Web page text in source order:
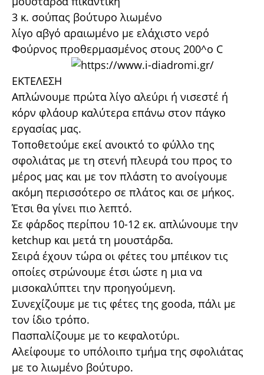
3 κ. σούπας βούτυρο λιωμένο
λίγο αβγό αραιωμένο με ελάχιστο νερό
Φούρνος προθερμασμένος στους 200^ο C
ΕΚΤΕΛΕΣΗ
Απλώνουμε πρώτα λίγο αλεύρι ή νισεστέ ή
κόρν φλάουρ καλύτερα επάνω στον πάγκο
εργασίας μας.
Τοποθετούμε εκεί ανοικτό το φύλλο της
σφολιάτας με τη στενή πλευρά του προς το
μέρος μας και με τον πλάστη το ανοίγουμε
ακόμη περισσότερο σε πλάτος και σε μήκος.
Έτσι θα γίνει πιο λεπτό.
Σε φάρδος περίπου 10-12 εκ. απλώνουμε την
ketchup και μετά τη μουστάρδα.
Σειρά έχουν τώρα οι φέτες του μπέικον τις
οποίες στρώνουμε έτσι ώστε η μια να
μισοκαλύπτει την προηγούμενη.
Συνεχίζουμε με τις φέτες της gooda, πάλι με
τον ίδιο τρόπο.
Πασπαλίζουμε με το κεφαλοτύρι.
Αλείφουμε το υπόλοιπο τμήμα της σφολιάτας
με το λιωμένο βούτυρο.